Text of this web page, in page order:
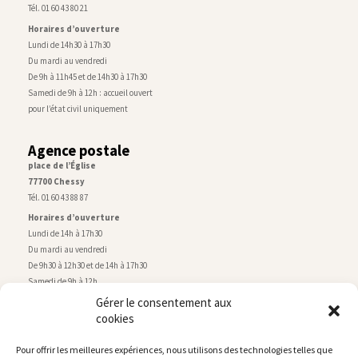
Gérer le consentement aux
cookies
Pour offrir les meilleures expériences, nous utilisons des technologies telles que
Tél. 01 60 43 80 21
Horaires d’ouverture
Lundi de 14h30 à 17h30
Du mardi au vendredi
De 9h à 11h45 et de 14h30 à 17h30
Samedi de 9h à 12h : accueil ouvert
pour l’état civil uniquement
Agence postale
place de l’Église
77700 Chessy
Tél. 01 60 43 88 87
Horaires d’ouverture
Lundi de 14h à 17h30
Du mardi au vendredi
De 9h30 à 12h30 et de 14h à 17h30
Samedi de 9h à 12h
Service technique
rue de Montry–77700 Chessy